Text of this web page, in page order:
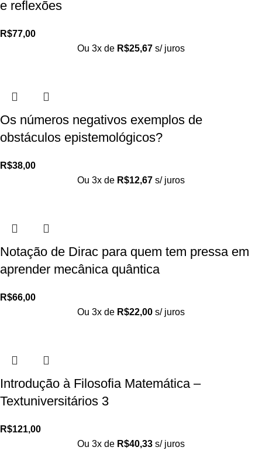
e reflexões
R$77,00
Ou 3x de R$25,67 s/ juros
Os números negativos exemplos de
obstáculos epistemológicos?
R$38,00
Ou 3x de R$12,67 s/ juros
Notação de Dirac para quem tem pressa em
aprender mecânica quântica
R$66,00
Ou 3x de R$22,00 s/ juros
Introdução à Filosofia Matemática –
Textuniversitários 3
R$121,00
Ou 3x de R$40,33 s/ juros